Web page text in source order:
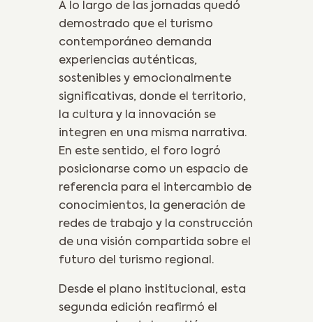
A lo largo de las jornadas quedó
demostrado que el turismo
contemporáneo demanda
experiencias auténticas,
sostenibles y emocionalmente
significativas, donde el territorio,
la cultura y la innovación se
integren en una misma narrativa.
En este sentido, el foro logró
posicionarse como un espacio de
referencia para el intercambio de
conocimientos, la generación de
redes de trabajo y la construcción
de una visión compartida sobre el
futuro del turismo regional.
Desde el plano institucional, esta
segunda edición reafirmó el